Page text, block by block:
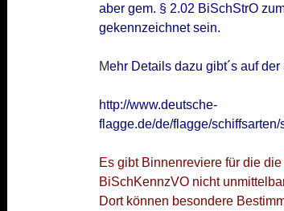
aber gem. § 2.02 BiSchStrO
gekennzeichnet sein.
Mehr Details dazu gibt´s auf der
http://www.deutsche-
flagge.de/de/flagge/
Es gibt Binnenreviere für die
BiSchKennzVO nicht
Dort können besondere